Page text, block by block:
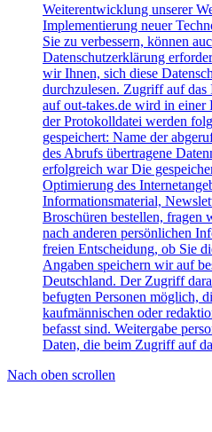
Weiterentwicklung unserer
Implementierung neuer
Sie zu verbessern, können
Datenschutzerklärung
wir Ihnen, sich diese
durchzulesen. Zugriff auf
auf out-takes.de wird in einer
der Protokolldatei werden
gespeichert: Name der
des Abrufs übertragene
erfolgreich war Die
Optimierung des
Informationsmaterial,
Broschüren bestellen, fragen
nach anderen persönlichen
freien Entscheidung, ob Sie
Angaben speichern wir auf
Deutschland. Der Zugriff
befugten Personen möglich,
kaufmännischen oder
befasst sind. Weitergabe
Daten, die beim Zugriff auf
Nach oben scrollen